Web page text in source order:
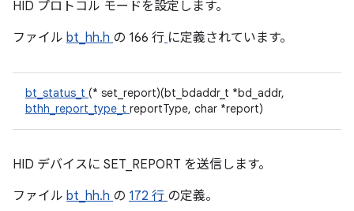
HID プロトコル モードを設定します。
ファイル bt_hh.h の 166 行 に定義されています。
bt_status_t (* set_report)(bt_bdaddr_t *bd_addr,
bthh_report_type_t reportType, char *report)
HID デバイスに SET_REPORT を送信します。
ファイル bt_hh.h の 172 行 の定義。